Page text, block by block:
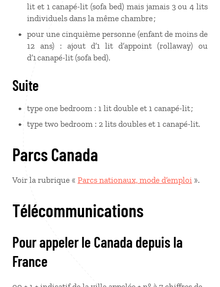
lit et 1 canapé-lit (sofa bed) mais jamais 3 ou 4 lits
individuels dans la même chambre ;
pour une cinquième personne (enfant de moins de
12 ans) : ajout d’1 lit d’appoint (rollaway) ou
d’1 canapé-lit (sofa bed).
Suite
type one bedroom : 1 lit double et 1 canapé-lit ;
type two bedroom : 2 lits doubles et 1 canapé-lit.
Parcs Canada
Voir la rubrique « Parcs nationaux, mode d’emploi ».
Télécommunications
Pour appeler le Canada depuis la
France